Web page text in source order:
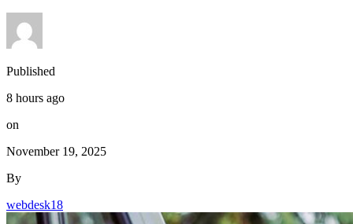
Published
8 hours ago
on
November 19, 2025
By
webdesk18